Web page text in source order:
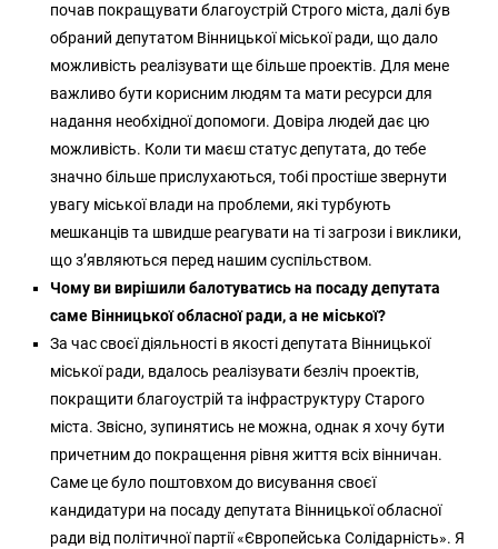
почав покращувати благоустрій Строго міста, далі був
обраний депутатом Вінницької міської ради, що дало
можливість реалізувати ще більше проектів. Для мене
важливо бути корисним людям та мати ресурси для
надання необхідної допомоги. Довіра людей дає цю
можливість. Коли ти маєш статус депутата, до тебе
значно більше прислухаються, тобі простіше звернути
увагу міської влади на проблеми, які турбують
мешканців та швидше реагувати на ті загрози і виклики,
що з’являються перед нашим суспільством.
Чому ви вирішили балотуватись на посаду депутата
саме Вінницької обласної ради, а не міської?
За час своєї діяльності в якості депутата Вінницької
міської ради, вдалось реалізувати безліч проектів,
покращити благоустрій та інфраструктуру Старого
міста. Звісно, зупинятись не можна, однак я хочу бути
причетним до покращення рівня життя всіх вінничан.
Саме це було поштовхом до висування своєї
кандидатури на посаду депутата Вінницької обласної
ради від політичної партії «Європейська Солідарність». Я